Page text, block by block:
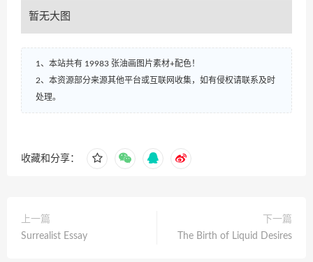
暂无大图
1、本站共有 19983 张油画图片素材+配色！
2、本资源部分来源其他平台或互联网收集，如有侵权请联系及时
处理。
收藏和分享：
上一篇
Surrealist Essay
下一篇
The Birth of Liquid Desires